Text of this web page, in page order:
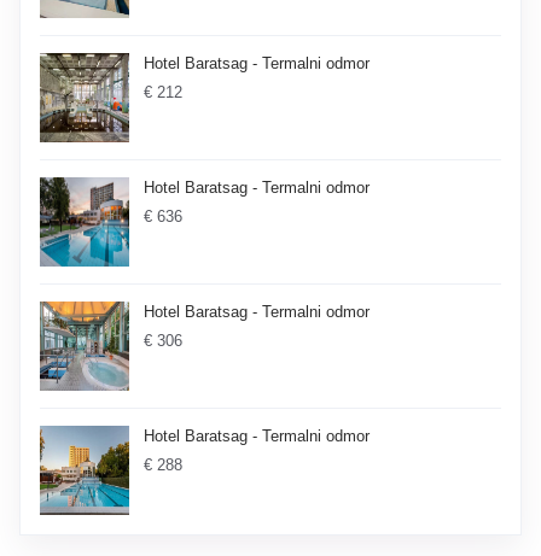
Hotel Baratsag - Termalni odmor
€ 212
Hotel Baratsag - Termalni odmor
€ 636
Hotel Baratsag - Termalni odmor
€ 306
Hotel Baratsag - Termalni odmor
€ 288